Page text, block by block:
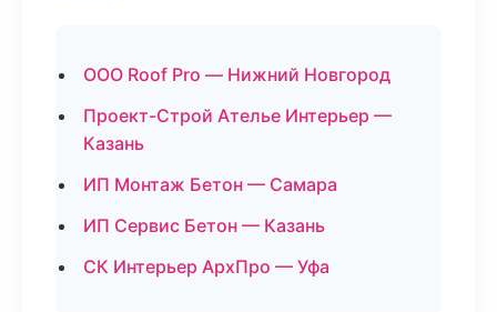
ООО Roof Pro — Нижний Новгород
Проект-Строй Ателье Интерьер —
Казань
ИП Монтаж Бетон — Самара
ИП Сервис Бетон — Казань
СК Интерьер АрхПро — Уфа